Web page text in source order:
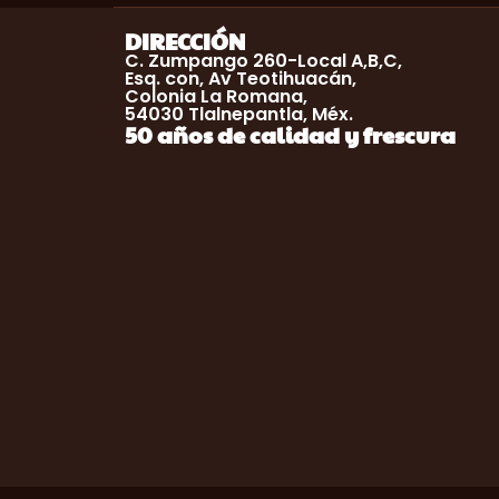
DIRECCIÓN
C. Zumpango 260-Local A,B,C,
Esq. con, Av Teotihuacán,
Colonia La Romana,
54030 Tlalnepantla, Méx.
50 años de calidad y frescura